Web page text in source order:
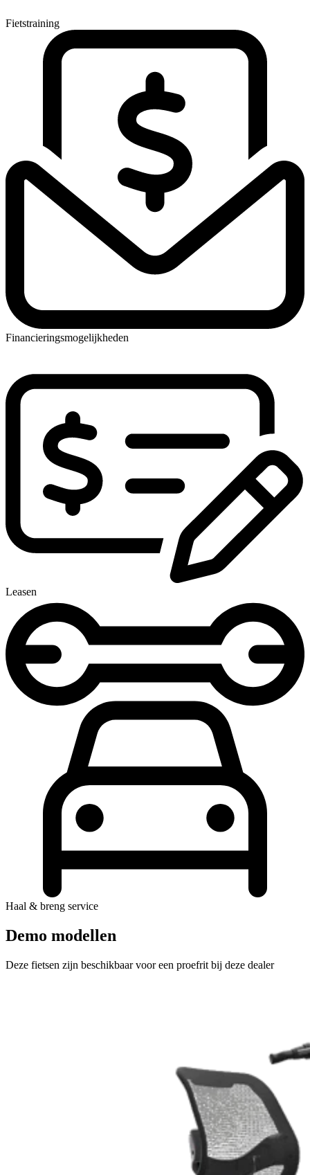
Fietstraining
Financieringsmogelijkheden
Leasen
Haal & breng service
Demo modellen
Deze fietsen zijn beschikbaar voor een proefrit bij deze dealer